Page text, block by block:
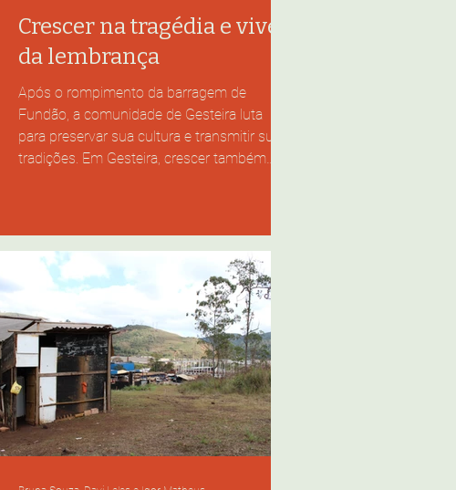
Crescer na tragédia e viver
da lembrança
Após o rompimento da barragem de
Fundão, a comunidade de Gesteira luta
para preservar sua cultura e transmitir suas
tradições. Em Gesteira, crescer também
bermuda, ao lado de uma bicicleta infantil
sobre um terreno de terra batida. Ao fundo,
o chão é seco e aparenta ser um ambiente
rural. Ouça na íntegra: A infância no Qui